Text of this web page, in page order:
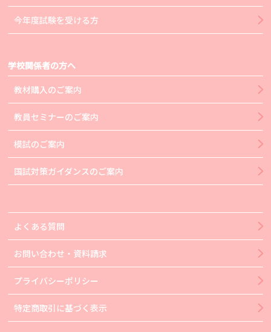
今年度試験を受ける方
学校関係者の方へ
教材購入のご案内
教員セミナーのご案内
模試のご案内
国試対策ガイダンスのご案内
よくある質問
お問い合わせ・資料請求
プライバシーポリシー
特定商取引に基づく表示